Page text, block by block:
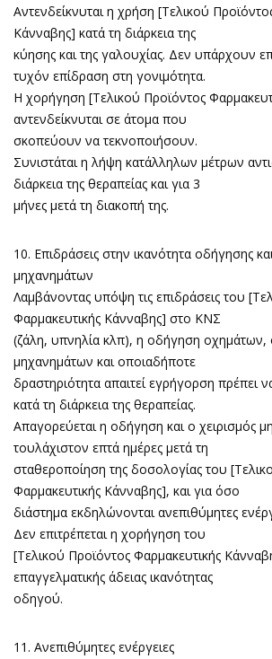
Αντενδείκνυται η χρήση [Τελικού
Κάνναβης] κατά τη διάρκεια της
κύησης και της γαλουχίας. Δεν υπάρχουν
τυχόν επίδραση στη γονιμότητα.
Η χορήγηση [Τελικού Προϊόντος
αντενδείκνυται σε άτομα που
σκοπεύουν να τεκνοποιήσουν.
Συνιστάται η λήψη κατάλληλων μέτρων
διάρκεια της θεραπείας και για 3
μήνες μετά τη διακοπή της.
10. Επιδράσεις στην ικανότητα οδήγησης
μηχανημάτων
Λαμβάνοντας υπόψη τις επιδράσεις του
Φαρμακευτικής Κάνναβης] στο ΚΝΣ
(ζάλη, υπνηλία κλπ), η οδήγηση οχημάτων,
μηχανημάτων και οποιαδήποτε
δραστηριότητα απαιτεί εγρήγορση πρέπει
κατά τη διάρκεια της θεραπείας.
Απαγορεύεται η οδήγηση και ο χειρισμός
τουλάχιστον επτά ημέρες μετά τη
σταθεροποίηση της δοσολογίας του
Φαρμακευτικής Κάνναβης], και για όσο
διάστημα εκδηλώνονται ανεπιθύμητες
Δεν επιτρέπεται η χορήγηση του
[Τελικού Προϊόντος Φαρμακευτικής
επαγγελματικής άδειας ικανότητας
οδηγού.
11. Ανεπιθύμητες ενέργειες